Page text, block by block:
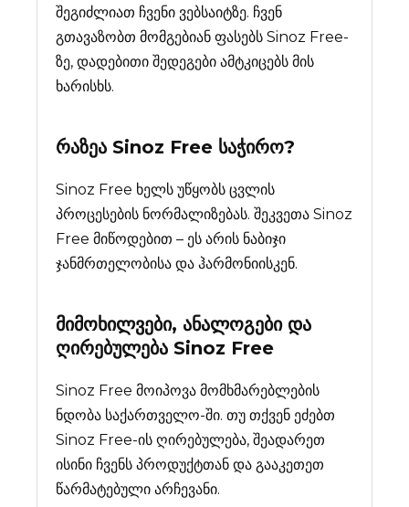
შეგიძლიათ ჩვენი ვებსაიტზე. ჩვენ
გთავაზობთ მომგებიან ფასებს Sinoz Free-
ზე, დადებითი შედეგები ამტკიცებს მის
ხარისხს.
რაზეაSinoz Free საჭირო?
Sinoz Free ხელს უწყობს ცვლის
პროცესების ნორმალიზებას. შეკვეთა Sinoz
Free მიწოდებით – ეს არის ნაბიჯი
ჯანმრთელობისა და ჰარმონიისკენ.
მიმოხილვები, ანალოგები და
ღირებულებაSinoz Free
Sinoz Free მოიპოვა მომხმარებლების
ნდობა საქართველო-ში. თუ თქვენ ეძებთ
Sinoz Free-ის ღირებულება, შეადარეთ
ისინი ჩვენს პროდუქტთან და გააკეთეთ
წარმატებული არჩევანი.